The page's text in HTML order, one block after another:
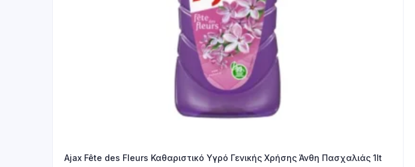
Ajax Fête des Fleurs Καθαριστικό Υγρό Γενικής Χρήσης Άνθη Πασχαλιάς 1lt